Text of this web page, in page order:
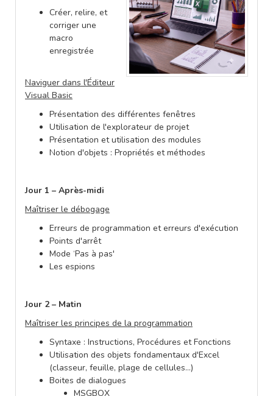
Créer, relire, et
corriger une
macro
enregistrée
Naviguer dans l'Éditeur
Visual Basic
Présentation des différentes fenêtres
Utilisation de l'explorateur de projet
Présentation et utilisation des modules
Notion d'objets : Propriétés et méthodes
Jour 1 – Après-midi
Maîtriser le débogage
Erreurs de programmation et erreurs d'exécution
Points d'arrêt
Mode ‘Pas à pas'
Les espions
Jour 2 – Matin
Maîtriser les principes de la programmation
Syntaxe : Instructions, Procédures et Fonctions
Utilisation des objets fondamentaux d'Excel
(classeur, feuille, plage de cellules…)
Boites de dialogues
MSGBOX